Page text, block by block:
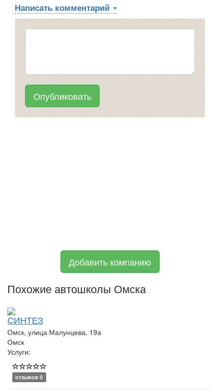
Написать комментарий
Опубликовать
Добавить компанию
Похожие автошколы Омска
СИНТЕЗ
Омск, улица Малунцева, 19а
Омск
Услуги:
отзывов 0